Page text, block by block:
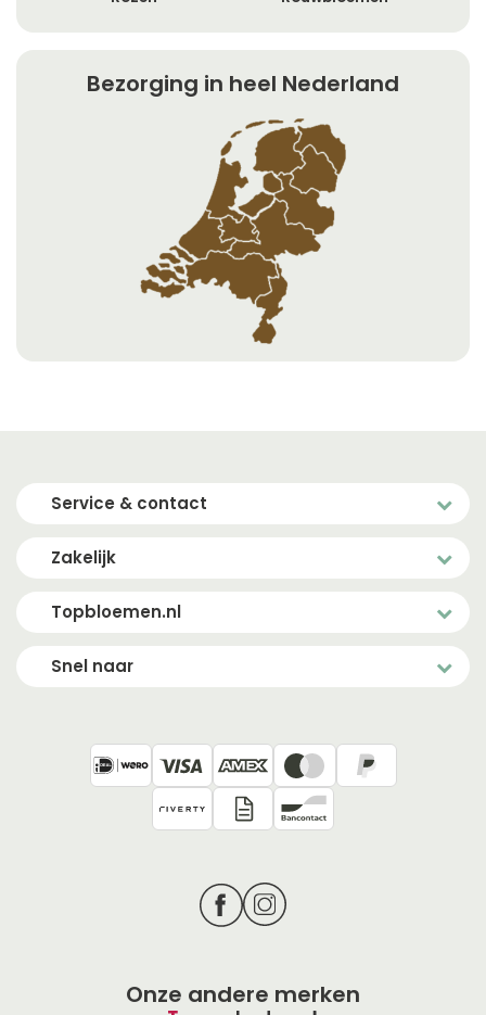
Bezorging in heel Nederland
Service & contact
Zakelijk
Topbloemen.nl
Snel naar
Onze andere merken